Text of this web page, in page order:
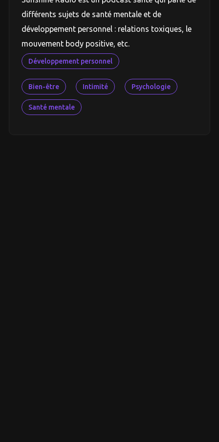
différents sujets de santé mentale et de
développement personnel : relations toxiques, le
mouvement body positive, etc.
Développement personnel
Bien-être Intimité Psychologie
Santé mentale